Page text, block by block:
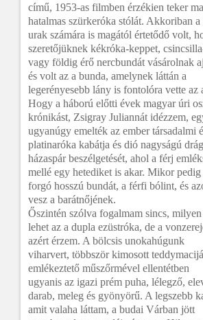
című, 1953-as filmben érzékien teker
hatalmas szürkeróka stólát. Akkoriban a
urak számára is magától értetődő volt,
szeretőjüknek kékróka-keppet,
vagy földig érő nercbundát vásárolnak
és volt az a bunda, amelynek láttán a
legerényesebb lány is fontolóra vette az
Hogy a háború előtti évek magyar úri
krónikást, Zsigray Juliannát idézzem,
ugyanúgy emelték az ember társadalmi
platinaróka kabátja és dió nagyságú
házaspár beszélgetését, ahol a férj
mellé egy hetediket is akar. Mikor
forgó hosszú bundát, a férfi bólint, és
vesz a barátnőjének.
Őszintén szólva fogalmam sincs, milyen
lehet az a dupla ezüstróka, de a
azért érzem. A bölcsis unokahúgunk
viharvert, többször kimosott
emlékeztető műszőrmével ellentétben
ugyanis az igazi prém puha, lélegző,
darab, meleg és gyönyörű. A legszebb
amit valaha láttam, a budai Várban jött